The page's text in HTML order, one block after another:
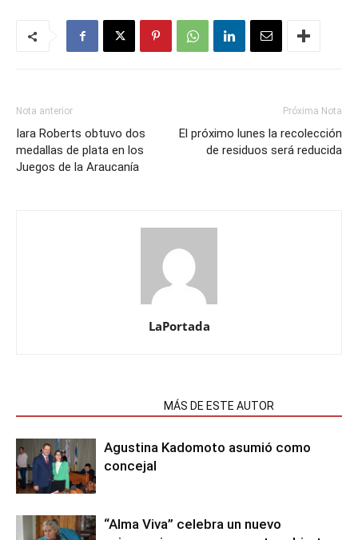
Nota anterior
Iara Roberts obtuvo dos
medallas de plata en los
Juegos de la Araucanía
Próxima Nota
El próximo lunes la recolección
de residuos será reducida
LaPortada
MÁS DE ESTE AUTOR
Agustina Kadomoto asumió como
concejal
“Alma Viva” celebra un nuevo